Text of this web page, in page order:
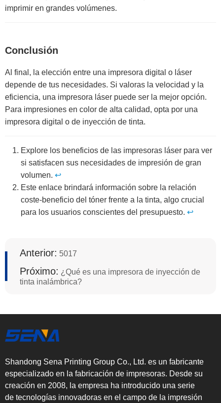
imprimir en grandes volúmenes.
Conclusión
Al final, la elección entre una impresora digital o láser
depende de tus necesidades. Si valoras la velocidad y la
eficiencia, una impresora láser puede ser la mejor opción.
Para impresiones en color de alta calidad, opta por una
impresora digital o de inyección de tinta.
Explore los beneficios de las impresoras láser para ver
si satisfacen sus necesidades de impresión de gran
volumen. ↩
Este enlace brindará información sobre la relación
coste-beneficio del tóner frente a la tinta, algo crucial
para los usuarios conscientes del presupuesto. ↩
Anterior: 5017
Próximo: ¿Qué es una impresora de inyección de
tinta inalámbrica?
Shandong Sena Printing Group Co., Ltd. es un fabricante
especializado en la fabricación de impresoras. Desde su
creación en 2008, la empresa ha introducido una serie
de tecnologías innovadoras en el campo de la impresión